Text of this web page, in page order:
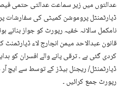
عدالتوں میں زیر سماعت عدالتی حتمی
ڈپارٹمنٹل پروموشن کمیٹی کی سفارشات
نامکمل سالانہ خفیہ رپورٹ کو جواز بناتے
قانون عبدالاحد میمن انچارج لاء
کردی گئی ہے ۔ ترقی پانے والے افسران کو
ڈپارٹمنٹل/ ریجنل ہیڈز کے توسط سے ایچ
رپورٹ جمع کرائیں ۔